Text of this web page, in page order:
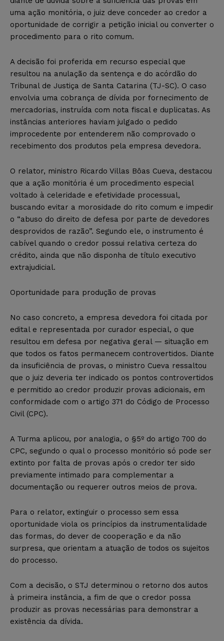
uma ação monitória, o juiz deve conceder ao credor a
oportunidade de corrigir a petição inicial ou converter o
procedimento para o rito comum.
A decisão foi proferida em recurso especial que
resultou na anulação da sentença e do acórdão do
Tribunal de Justiça de Santa Catarina (TJ-SC). O caso
envolvia uma cobrança de dívida por fornecimento de
mercadorias, instruída com nota fiscal e duplicatas. As
instâncias anteriores haviam julgado o pedido
improcedente por entenderem não comprovado o
recebimento dos produtos pela empresa devedora.
O relator, ministro Ricardo Villas Bôas Cueva, destacou
que a ação monitória é um procedimento especial
voltado à celeridade e efetividade processual,
buscando evitar a morosidade do rito comum e impedir
o “abuso do direito de defesa por parte de devedores
desprovidos de razão”. Segundo ele, o instrumento é
cabível quando o credor possui relativa certeza do
crédito, ainda que não disponha de título executivo
extrajudicial.
Oportunidade para produção de provas
No caso concreto, a empresa devedora foi citada por
edital e representada por curador especial, o que
resultou em defesa por negativa geral — situação em
que todos os fatos permanecem controvertidos. Diante
da insuficiência de provas, o ministro Cueva ressaltou
que o juiz deveria ter indicado os pontos controvertidos
e permitido ao credor produzir provas adicionais, em
conformidade com o artigo 371 do Código de Processo
Civil (CPC).
A Turma aplicou, por analogia, o §5º do artigo 700 do
CPC, segundo o qual o processo monitório só pode ser
extinto por falta de provas após o credor ter sido
previamente intimado para complementar a
documentação ou requerer outros meios de prova.
Para o relator, extinguir o processo sem essa
oportunidade viola os princípios da instrumentalidade
das formas, do dever de cooperação e da não
surpresa, que orientam a atuação de todos os sujeitos
do processo.
Com a decisão, o STJ determinou o retorno dos autos
à primeira instância, a fim de que o credor possa
produzir as provas necessárias para demonstrar a
existência da dívida.